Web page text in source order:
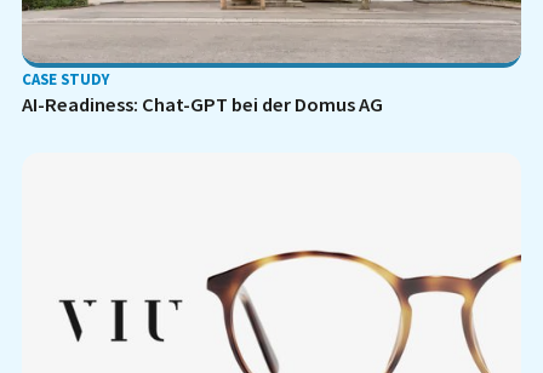
CASE STUDY
AI-Readiness: Chat-GPT bei der Domus AG